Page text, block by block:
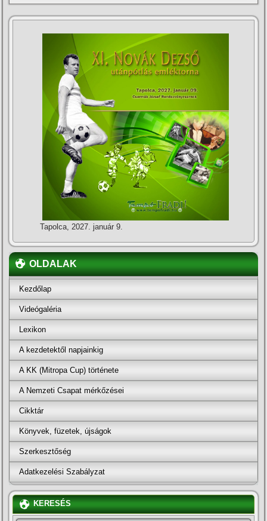
Tapolca, 2027. január 9.
OLDALAK
Kezdőlap
Videógaléria
Lexikon
A kezdetektől napjainkig
A KK (Mitropa Cup) története
A Nemzeti Csapat mérkőzései
Cikktár
Könyvek, füzetek, újságok
Szerkesztőség
Adatkezelési Szabályzat
KERESÉS